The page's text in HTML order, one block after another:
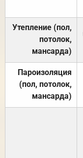
Утепление (пол,
потолок,
мансарда)
Пароизоляция
(пол, потолок,
мансарда)